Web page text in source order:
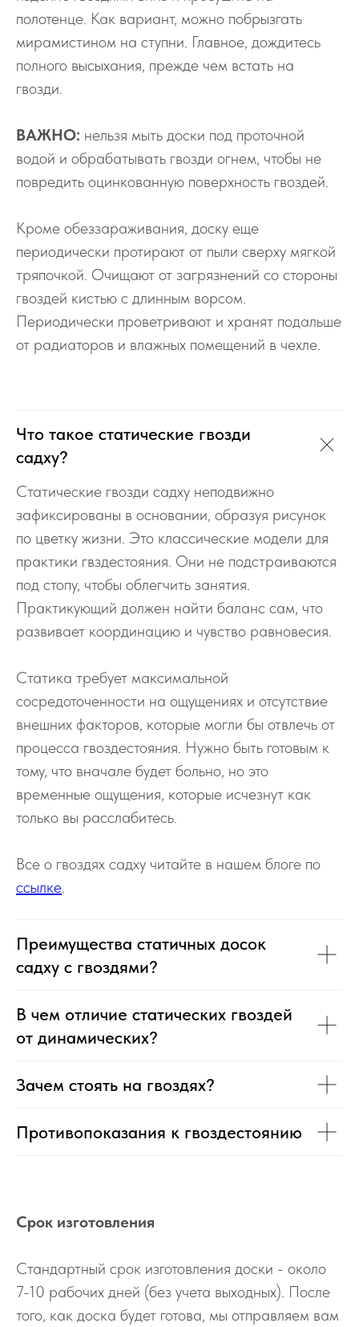
полотенце. Как вариант, можно побрызгать
мирамистином на ступни. Главное, дождитесь
полного высыхания, прежде чем встать на
гвозди.
ВАЖНО: нельзя мыть доски под проточной
водой и обрабатывать гвозди огнем, чтобы не
повредить оцинкованную поверхность гвоздей.
Кроме обеззараживания, доску еще
периодически протирают от пыли сверху мягкой
тряпочкой. Очищают от загрязнений со стороны
гвоздей кистью с длинным ворсом.
Периодически проветривают и хранят подальше
от радиаторов и влажных помещений в чехле.
Что такое статические гвозди
садху?
Статические гвозди садху неподвижно
зафиксированы в основании, образуя рисунок
по цветку жизни. Это классические модели для
практики гвздестояния. Они не подстраиваются
под стопу, чтобы облегчить занятия.
Практикующий должен найти баланс сам, что
развивает координацию и чувство равновесия.
Статика требует максимальной
сосредоточенности на ощущениях и отсутствие
внешних факторов, которые могли бы отвлечь от
процесса гвоздестояния. Нужно быть готовым к
тому, что вначале будет больно, но это
временные ощущения, которые исчезнут как
только вы расслабитесь.
Все о гвоздях садху читайте в нашем блоге по
ссылке
Преимущества статичных досок
садху с гвоздями?
В чем отличие статических гвоздей
от динамических?
Зачем стоять на гвоздях?
Противопоказания к гвоздестоянию
Срок изготовления
Стандартный срок изготовления доски - около
7-10 рабочих дней (без учета выходных). После
того, как доска будет готова, мы отправляем вам